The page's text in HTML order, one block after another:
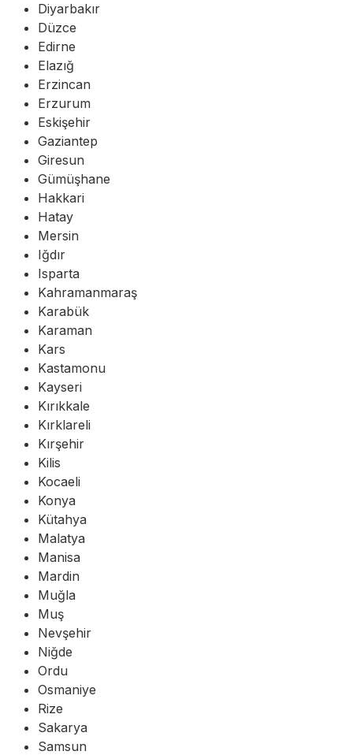
Diyarbakır
Düzce
Edirne
Elazığ
Erzincan
Erzurum
Eskişehir
Gaziantep
Giresun
Gümüşhane
Hakkari
Hatay
Mersin
Iğdır
Isparta
Kahramanmaraş
Karabük
Karaman
Kars
Kastamonu
Kayseri
Kırıkkale
Kırklareli
Kırşehir
Kilis
Kocaeli
Konya
Kütahya
Malatya
Manisa
Mardin
Muğla
Muş
Nevşehir
Niğde
Ordu
Osmaniye
Rize
Sakarya
Samsun